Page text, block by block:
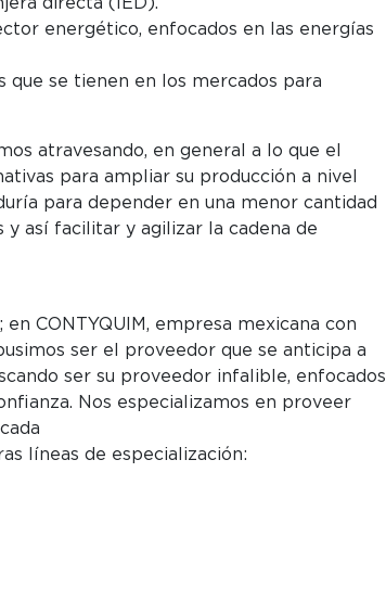
energético, enfocados en las energías
que se tienen en los mercados para
atravesando, en general a lo que el
para ampliar su producción a nivel
para depender en una menor cantidad
así facilitar y agilizar la cadena de
CONTYQUIM, empresa mexicana con
ser el proveedor que se anticipa a
ser su proveedor infalible, enfocados
Nos especializamos en proveer
líneas de especialización: